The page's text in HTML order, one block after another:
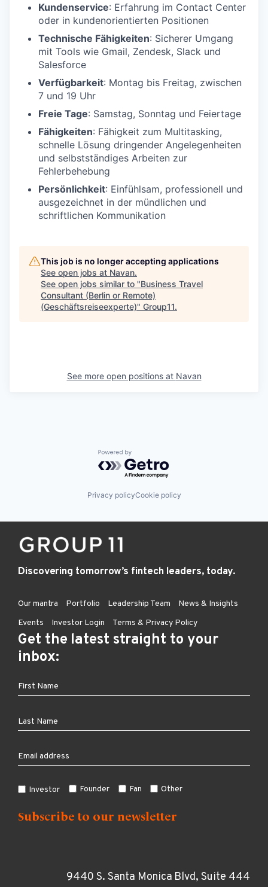
Kundenservice: Erfahrung im Contact Center
oder in kundenorientierten Positionen
Technische Fähigkeiten: Sicherer Umgang
mit Tools wie Gmail, Zendesk, Slack und
Salesforce
Verfügbarkeit: Montag bis Freitag, zwischen
7 und 19 Uhr
Freie Tage: Samstag, Sonntag und Feiertage
Fähigkeiten: Fähigkeit zum Multitasking,
schnelle Lösung dringender Angelegenheiten
und selbstständiges Arbeiten zur
Fehlerbehebung
Persönlichkeit: Einfühlsam, professionell und
ausgezeichnet in der mündlichen und
schriftlichen Kommunikation
This job is no longer accepting applications
See open jobs at Navan.
See open jobs similar to "Business Travel
Consultant (Berlin or Remote)
(Geschäftsreiseexperte)" Group11.
See more open positions at Navan
Powered by Getro.com
Privacy policyCookie policy
Discovering tomorrow’s fintech leaders, today.
Our mantra Portfolio Leadership Team
News & Insights
Events
Investor Login Terms & Privacy Policy
Get the latest straight to your
inbox:
Investor Founder Fan Other
9440 S. Santa Monica Blvd, Suite 444